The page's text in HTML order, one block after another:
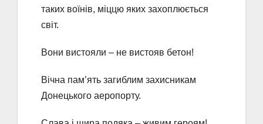
таких воїнів, міццю яких захоплюється
світ.
Вони вистояли – не вистояв бетон!
Вічна пам’ять загиблим захисникам
Донецького аеропорту.